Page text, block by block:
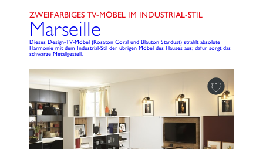
ZWEIFARBIGES TV-MÖBEL IM INDUSTRIAL-STIL
Marseille
Dieses Design-TV-Möbel (Rosaton Coral und Blauton Stardust) strahlt absolute
Harmonie mit dem Industrial-Stil der übrigen Möbel des Hauses aus; dafür sorgt das
schwarze Metallgestell.